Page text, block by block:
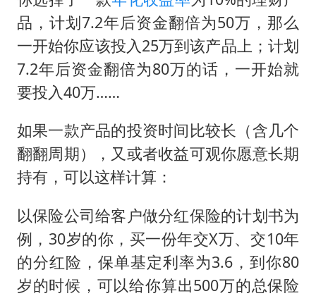
品，计划7.2年后资金翻倍为50万，那么
一开始你应该投入25万到该产品上；计划
7.2年后资金翻倍为80万的话，一开始就
要投入40万……
如果一款产品的投资时间比较长（含几个
翻翻周期），又或者收益可观你愿意长期
持有，可以这样计算：
以保险公司给客户做分红保险的计划书为
例，30岁的你，买一份年交X万、交10年
的分红险，保单基定利率为3.6，到你80
岁的时候，可以给你算出500万的总保险